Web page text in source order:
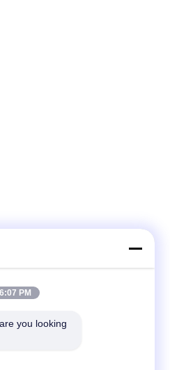
6:07 PM
you looking